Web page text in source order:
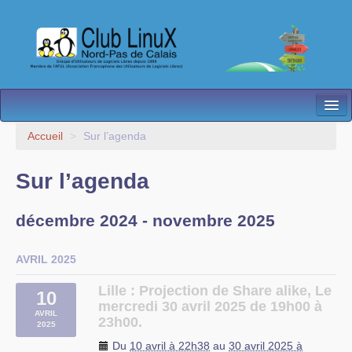
L’Association
Besoin d’Aide ?
Contact
Les antennes
Espace membres
Accueil > Sur l’agenda
Sur l’agenda
décembre 2024 - novembre 2025
AVRIL 2025
10
AVRIL
2025
Lille : Projection de Share alike, Le
mercredi 30 avril 2025 de 19h00 à
23h00.
Du 10 avril à 22h38 au 30 avril 2025 à